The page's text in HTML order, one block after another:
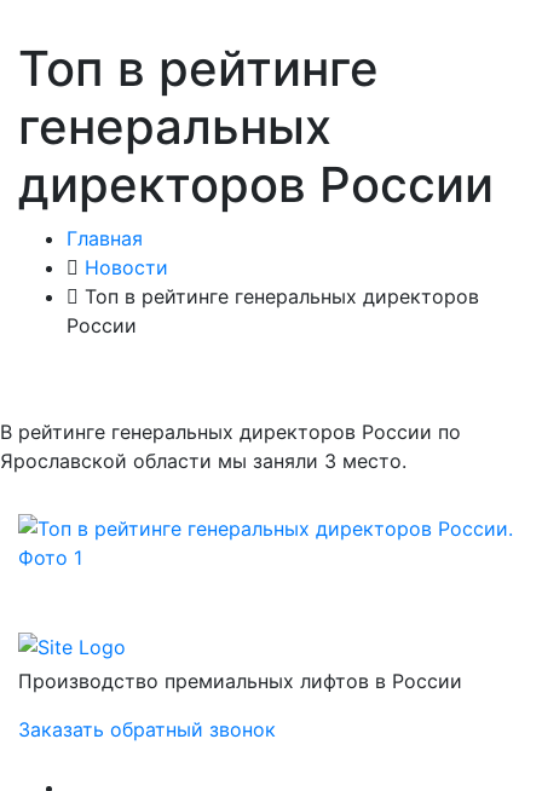
Топ в рейтинге
генеральных
директоров России
Главная
Новости
Топ в рейтинге генеральных директоров
России
В рейтинге генеральных директоров России по
Ярославской области мы заняли 3 место.
Производство премиальных лифтов в России
Заказать обратный звонок